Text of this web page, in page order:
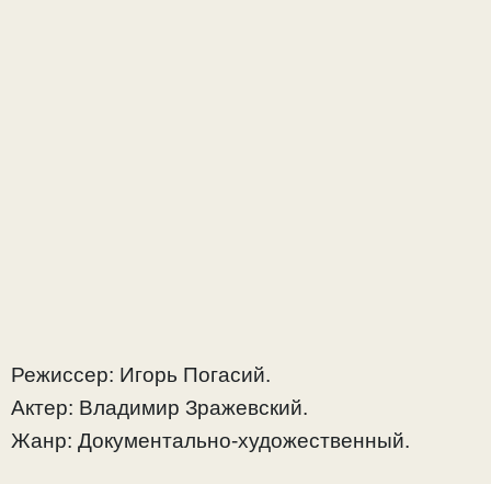
Режиссер: Игорь Погасий.
Актер: Владимир Зражевский.
Жанр: Документально-художественный.